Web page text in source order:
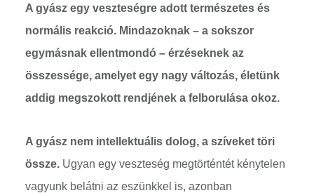
A gyász egy veszteségre adott természetes és
normális reakció. Mindazoknak – a sokszor
egymásnak ellentmondó – érzéseknek az
összessége, amelyet egy nagy változás, életünk
addig megszokott rendjének a felborulása okoz.
A gyász nem intellektuális dolog, a szíveket töri
össze.Ugyan egy veszteség megtörténtét kénytelen
vagyunk belátni az eszünkkel is, azonban